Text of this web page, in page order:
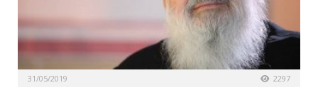
31/05/2019 2297